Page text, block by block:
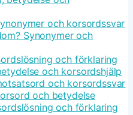
och korsordssvar
Synonymer och
och förklaring
och korsordshjälp
och korsordssvar
och betydelse
och förklaring